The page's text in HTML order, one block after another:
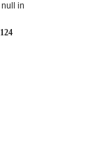
in
124